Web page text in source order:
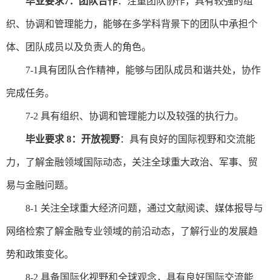
织、协调和管理能力，能够在多学科背景下的团队中承担个
体、团队成员以及负责人的角色。
7-1具有团队合作精神，能够与团队成员和谐共处，协作
完成任务。
7-2 具有组织、协调和管理能力以及较强的执行力。
毕业要求 8：开放视野：具有良好的国际视野和交流能
力，了解金融领域国际动态，关注全球重大政治、军事、贸
易与金融问题。
8-1 关注全球重大经济问题，通过文献阅读、媒体报导与
网络检索了解金融专业领域的前沿动态，了解行业的发展趋
势和政策变化。
8-2 具备国际化视野和全球观念，具有良好国际交流能